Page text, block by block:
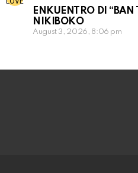
ENKUENTRO DI “BAN
NIKIBOKO
August 3, 2026, 8:06 pm